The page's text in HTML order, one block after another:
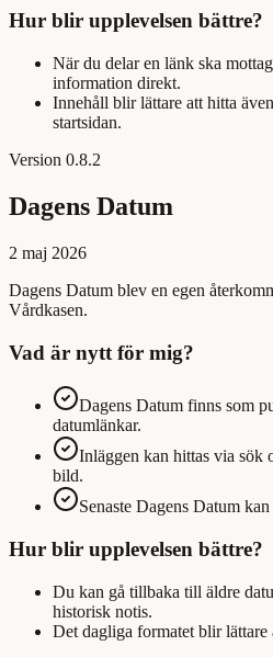
Hur blir upplevelsen bättre?
När du delar en länk ska
information direkt.
Innehåll blir lättare att hitta
startsidan.
Version 0.8.2
Dagens Datum
2 maj 2026
Dagens Datum blev en egen
Vårdkasen.
Vad är nytt för mig?
Dagens Datum finns som
datumlänkar.
Inläggen kan hittas via sök
bild.
Senaste Dagens Datum
Hur blir upplevelsen bättre?
Du kan gå tillbaka till äldre
historisk notis.
Det dagliga formatet blir lättare